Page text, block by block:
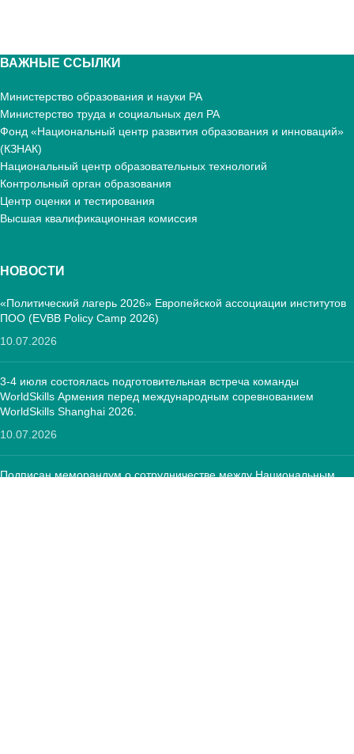
ВАЖНЫЕ ССЫЛКИ
Министерство образования и науки РА
Министерство труда и социальных дел РА
Фонд «Национальный центр развития образования и инноваций»
(КЗНАК)
Национальный центр образовательных технологий
Контрольный орган образования
Центр оценки и тестирования
Высшая квалификационная комиссия
НОВОСТИ
«Политический лагерь 2026» Европейской ассоциации институтов
ПОО (EVBB Policy Camp 2026)
10.07.2026
3-4 июля состоялась подготовительная встреча команды
WorldSkills Армения перед международным соревнованием
WorldSkills Shanghai 2026.
10.07.2026
Подписан меморандум о сотрудничестве между Национальным